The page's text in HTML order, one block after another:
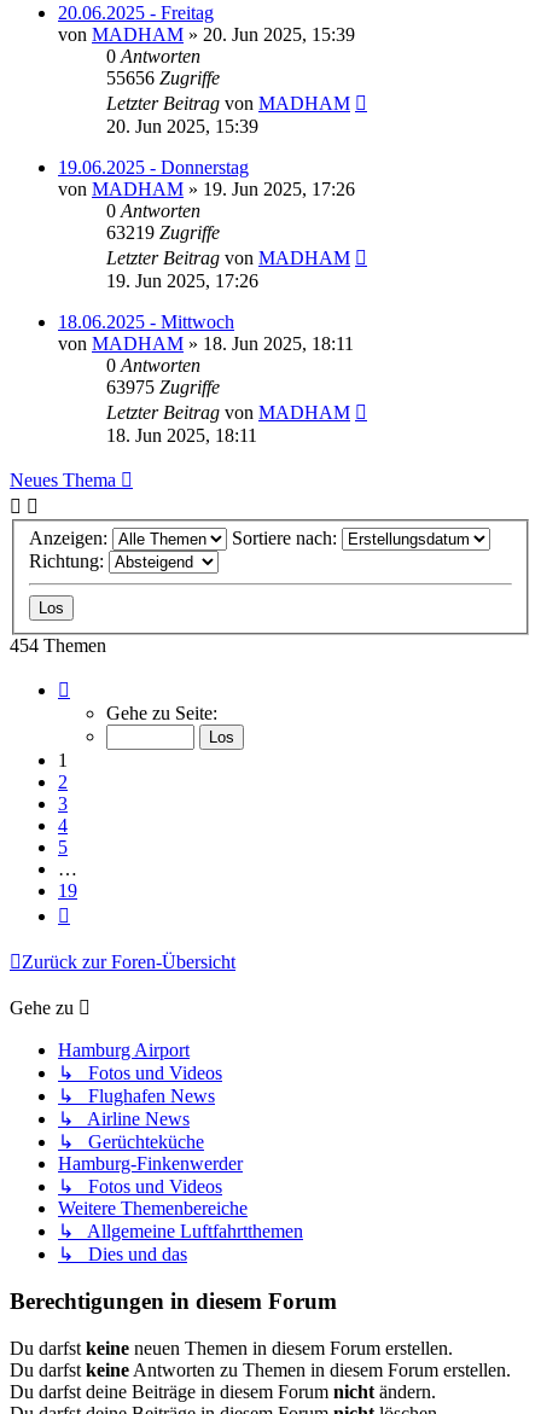
20.06.2025 - Freitag
von MADHAM » 20. Jun 2025, 15:39
0 Antworten
55656 Zugriffe
Letzter Beitrag von MADHAM
20. Jun 2025, 15:39
19.06.2025 - Donnerstag
von MADHAM » 19. Jun 2025, 17:26
0 Antworten
63219 Zugriffe
Letzter Beitrag von MADHAM
19. Jun 2025, 17:26
18.06.2025 - Mittwoch
von MADHAM » 18. Jun 2025, 18:11
0 Antworten
63975 Zugriffe
Letzter Beitrag von MADHAM
18. Jun 2025, 18:11
Neues Thema
Anzeigen:
Sortiere nach:
Richtung:
454 Themen
von
Gehe zu Seite:
1
2
3
4
5
…
19
Zurück zur Foren-Übersicht
Gehe zu
Hamburg Airport
↳ Fotos und Videos
↳ Flughafen News
↳ Airline News
↳ Gerüchteküche
Hamburg-Finkenwerder
↳ Fotos und Videos
Weitere Themenbereiche
↳ Allgemeine Luftfahrtthemen
↳ Dies und das
Berechtigungen in diesem Forum
Du darfst keine neuen Themen in diesem Forum erstellen.
Du darfst keine Antworten zu Themen in diesem Forum erstellen.
Du darfst deine Beiträge in diesem Forum nicht ändern.